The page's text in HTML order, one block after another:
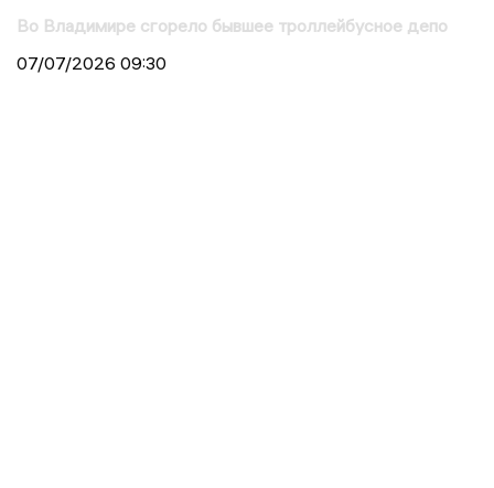
Во Владимире сгорело бывшее троллейбусное депо
07/07/2026 09:30